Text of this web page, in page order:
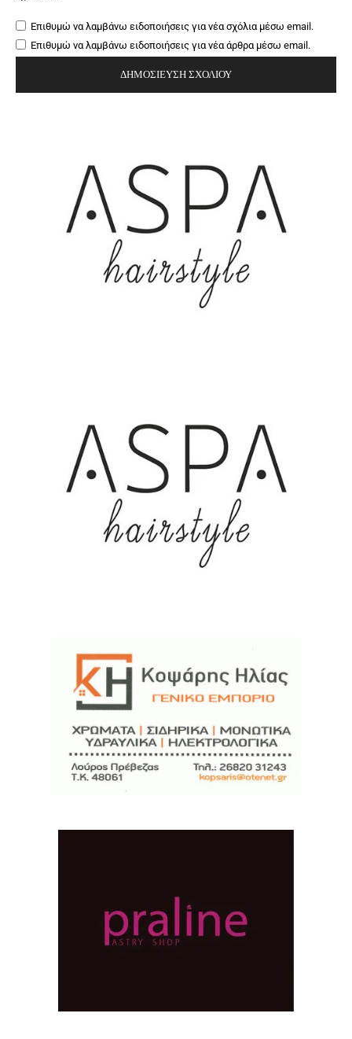
Επιθυμώ να λαμβάνω ειδοποιήσεις για νέα σχόλια μέσω email.
Επιθυμώ να λαμβάνω ειδοποιήσεις για νέα άρθρα μέσω email.